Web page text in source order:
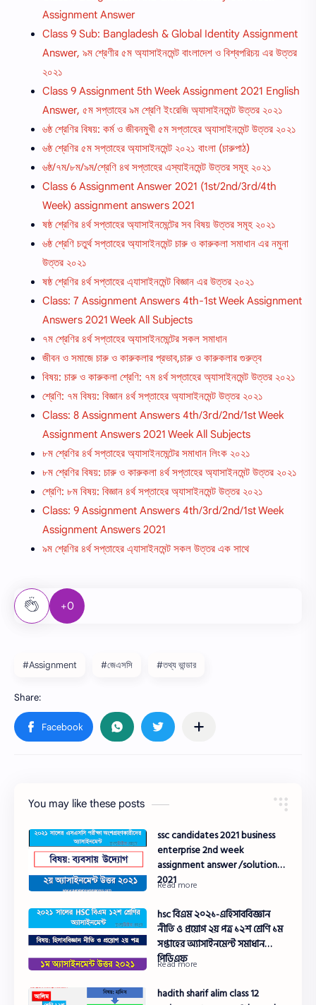
Assignment Answer
Class 9 Sub: Bangladesh & Global Identity Assignment
Answer, ৯ম শ্রেণীর ৫ম অ্যাসাইনমেন্ট বাংলাদেশ ও বিশ্বপরিচয় এর উত্তর
২০২১
Class 9 Assignment 5th Week Assignment 2021 English
Answer, ৫ম সপ্তাহের ৯ম শ্রেণি ইংরেজি অ্যাসাইনমেন্ট উত্তর ২০২১
৬ষ্ঠ শ্রেণির বিষয়: কর্ম ও জীবনমুখী ৫ম সপ্তাহের অ্যাসাইনমেন্ট উত্তর ২০২১
৬ষ্ঠ শ্রেণির ৫ম সপ্তাহের অ্যাসাইনমেন্ট ২০২১ বাংলা (চারুপাঠ)
৬ষ্ঠ/৭ম/৮ম/৯ম/শ্রেণি ৪থ সপ্তাহের এস্যাইনমেন্ট উত্তর সমূহ ২০২১
Class 6 Assignment Answer 2021 (1st/2nd/3rd/4th
Week) assignment answers 2021
ষষ্ঠ শ্রেণির ৪র্থ সপ্তাহের অ্যাসাইনমেন্টের সব বিষয় উত্তর সমূহ ২০২১
৬ষ্ঠ শ্রেণি চতুর্থ সপ্তাহের অ্যাসাইনমেন্ট চারু ও কারুকলা সমাধান এর নমুনা
উত্তর ২০২১
ষষ্ঠ শ্রেণির ৪র্থ সপ্তাহের এ্যাসাইনমেন্ট বিজ্ঞান এর উত্তর ২০২১
Class: 7 Assignment Answers 4th-1st Week Assignment
Answers 2021 Week All Subjects
৭ম শ্রেণির ৪র্থ সপ্তাহের অ্যাসাইনমেন্টের সকল সমাধান
জীবন ও সমাজে চারু ও কারুকলার প্রভাব,চারু ও কারুকলার গুরুত্ব
বিষয়: চারু ও কারুকলা শ্রেণি: ৭ম ৪র্থ সপ্তাহের অ্যাসাইনমেন্ট উত্তর ২০২১
শ্রেণি: ৭ম বিষয়: বিজ্ঞান ৪র্থ সপ্তাহের অ্যাসাইনমেন্ট উত্তর ২০২১
Class: 8 Assignment Answers 4th/3rd/2nd/1st Week
Assignment Answers 2021 Week All Subjects
৮ম শ্রেণির ৪র্থ সপ্তাহের অ্যাসাইনমেন্টের সমাধান লিংক ২০২১
৮ম শ্রেণির বিষয়: চারু ও কারুকলা ৪র্থ সপ্তাহের অ্যাসাইনমেন্ট উত্তর ২০২১
শ্রেণি: ৮ম বিষয়: বিজ্ঞান ৪র্থ সপ্তাহের অ্যাসাইনমেন্ট উত্তর ২০২১
Class: 9 Assignment Answers 4th/3rd/2nd/1st Week
Assignment Answers 2021
৯ম শ্রেণির ৪র্থ সপ্তাহের এ্যাসাইনমেন্ট সকল উত্তর এক সাথে
+0
#Assignment #জেএসসি #তথ্য ভান্ডার
You may like these posts
ssc candidates 2021 business
enterprise 2nd week
assignment answer /solution
2021
hsc বিএম ২০২১-এহিসাববিজ্ঞান
নীতি ও প্রয়োগ ২য় পত্র ১২শ শ্রেণি ১ম
সপ্তাহের অ্যাসাইনমেন্ট সমাধান
পিডিএফ
hadith sharif alim class 12